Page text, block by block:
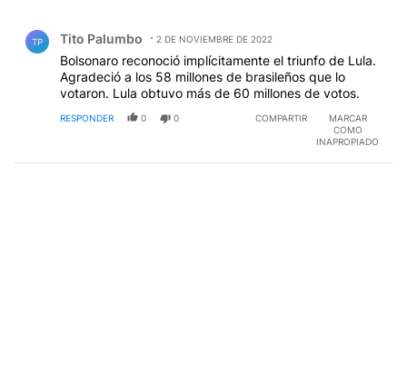
TP Tito Palumbo 2 DE NOVIEMBRE DE 2022
Bolsonaro reconoció implícitamente el triunfo de Lula.
Agradeció a los 58 millones de brasileños que lo
votaron. Lula obtuvo más de 60 millones de votos.
RESPONDER 0 0 COMPARTIR
MARCAR
COMO
INAPROPIADO